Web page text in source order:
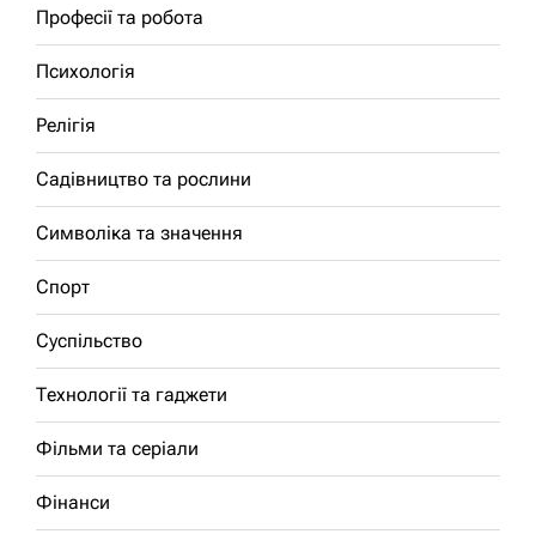
Професії та робота
Психологія
Релігія
Садівництво та рослини
Символіка та значення
Спорт
Суспільство
Технології та гаджети
Фільми та серіали
Фінанси